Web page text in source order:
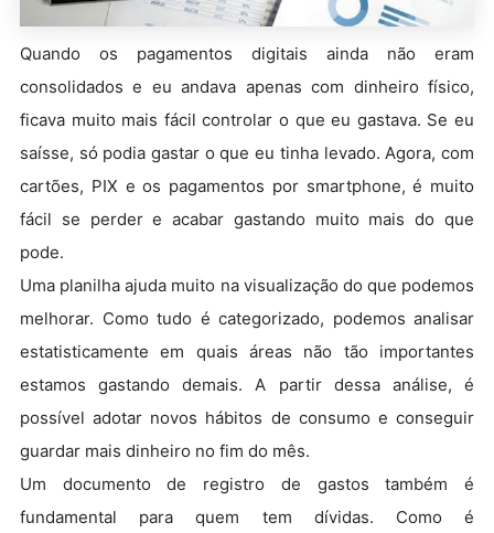
Quando os pagamentos digitais ainda não eram
consolidados e eu andava apenas com dinheiro físico,
ficava muito mais fácil controlar o que eu gastava. Se eu
saísse, só podia gastar o que eu tinha levado. Agora, com
cartões, PIX e os pagamentos por smartphone, é muito
fácil se perder e acabar gastando muito mais do que
pode.
Uma planilha ajuda muito na visualização do que podemos
melhorar. Como tudo é categorizado, podemos analisar
estatisticamente em quais áreas não tão importantes
estamos gastando demais. A partir dessa análise, é
possível adotar novos hábitos de consumo e conseguir
guardar mais dinheiro no fim do mês.
Um documento de registro de gastos também é
fundamental para quem tem dívidas. Como é